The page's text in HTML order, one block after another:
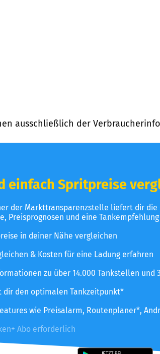
ausschließlich der
einfach Spritpreise
der Markttransparenzstelle liefert dir die
Preisprognosen und eine Tankempfehlung
in deiner Nähe vergleichen
& Kosten für eine Ladung erfahren
zu über 14.000 Tankstellen und
dir den optimalen Tankzeitpunkt*
wie Preisalarm, Routenplaner*,
Abo erforderlich